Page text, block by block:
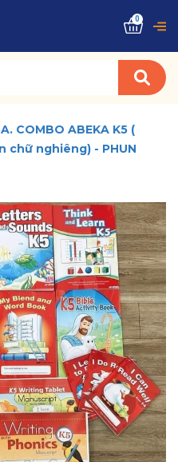
0
COMBO ABEKA K5 (
chữ nghiêng) - PHUN